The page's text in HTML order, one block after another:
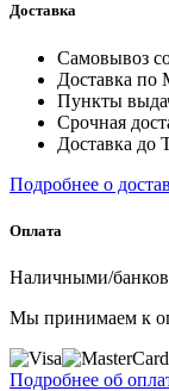
Доставка
Самовывоз
Доставка
Пункты
Срочная
Доставка до
Подробнее о
Оплата
Наличными/
Мы принимаем к
Подробнее об